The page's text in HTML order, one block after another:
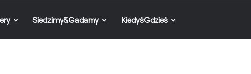
Siedzimy&Gadamy KiedyśGdzieś